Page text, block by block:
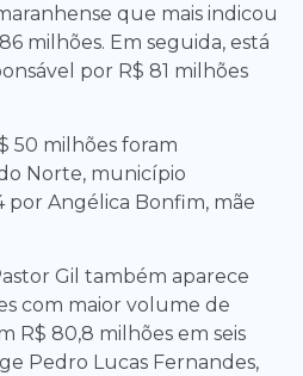
que mais indicou
milhões. Em seguida, está
por R$ 81 milhões
50 milhões foram
Norte, município
por Angélica Bonfim, mãe
Gil também aparece
com maior volume de
R$ 80,8 milhões em seis
Pedro Lucas Fernandes,